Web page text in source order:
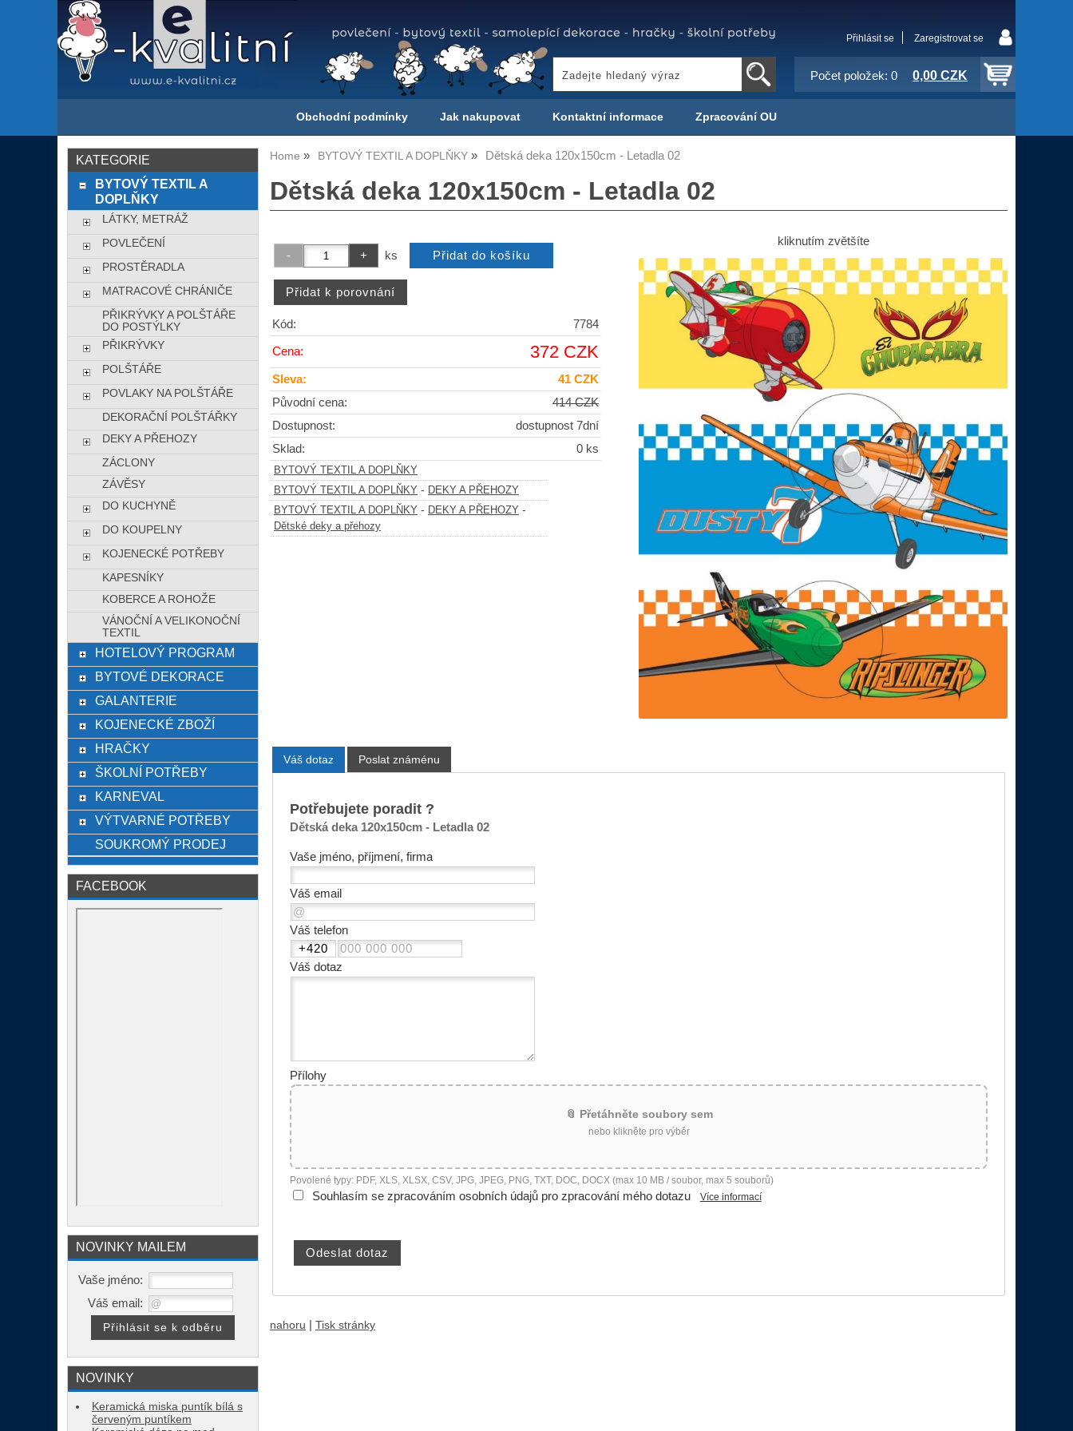
Přihlásit se Zaregistrovat se
Počet položek: 0 0,00 CZK
Obchodní podmínky Jak nakupovat Kontaktní informace Zpracování OU
Home BYTOVÝ TEXTIL A DOPLŇKY Dětská deka 120x150cm - Letadla 02
Dětská deka 120x150cm - Letadla 02
kliknutím zvětšíte
ks
Kód: 7784
Cena: 372 CZK
Sleva:
41 CZK
Původní cena:
414 CZK
Dostupnost:
dostupnost 7dní
Sklad:
0 ks
BYTOVÝ TEXTIL A DOPLŇKY
BYTOVÝ TEXTIL A DOPLŇKY - DEKY A PŘEHOZY
BYTOVÝ TEXTIL A DOPLŇKY - DEKY A PŘEHOZY -
Dětské deky a přehozy
Váš dotaz Poslat známénu
Potřebujete poradit ?
Dětská deka 120x150cm - Letadla 02
Vaše jméno, příjmení, firma
Váš email
Váš telefon
Váš dotaz
Přílohy
📎 Přetáhněte soubory sem
nebo klikněte pro výběr
Povolené typy: PDF, XLS, XLSX, CSV, JPG, JPEG, PNG, TXT, DOC, DOCX (max 10 MB / soubor, max 5 souborů)
Souhlasím se zpracováním osobních údajů pro zpracování mého dotazu Více informací
nahoru Tisk stránky
KATEGORIE
BYTOVÝ TEXTIL A
DOPLŇKY
LÁTKY, METRÁŽ
POVLEČENÍ
PROSTĚRADLA
MATRACOVÉ CHRÁNIČE
PŘIKRÝVKY A POLŠTÁŘE
DO POSTÝLKY
PŘIKRÝVKY
POLŠTÁŘE
POVLAKY NA POLŠTÁŘE
DEKORAČNÍ POLŠTÁŘKY
DEKY A PŘEHOZY
ZÁCLONY
ZÁVĚSY
DO KUCHYNĚ
DO KOUPELNY
KOJENECKÉ POTŘEBY
KAPESNÍKY
KOBERCE A ROHOŽE
VÁNOČNÍ A VELIKONOČNÍ
TEXTIL
HOTELOVÝ PROGRAM
BYTOVÉ DEKORACE
GALANTERIE
KOJENECKÉ ZBOŽÍ
HRAČKY
ŠKOLNÍ POTŘEBY
KARNEVAL
VÝTVARNÉ POTŘEBY
SOUKROMÝ PRODEJ
FACEBOOK
NOVINKY MAILEM
Vaše jméno:
Váš email:
NOVINKY
Keramická miska puntík bílá s
červeným puntíkem